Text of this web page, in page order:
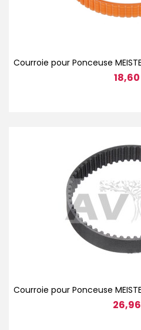
Courroie pour Ponceuse
Courroie pour Ponceuse